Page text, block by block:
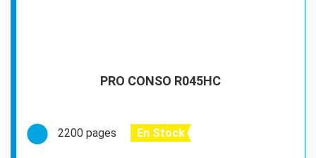
PRO CONSO R045HC
2200 pages En Stock